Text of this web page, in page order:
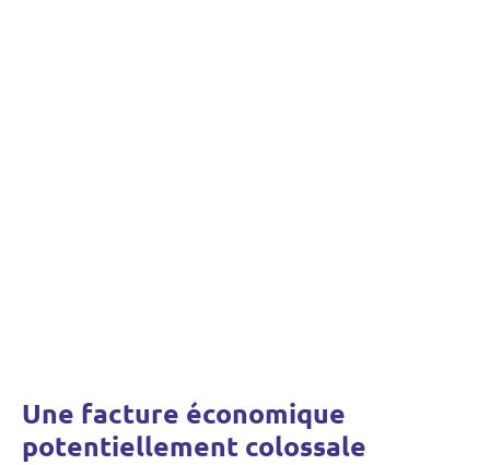
Une facture économique
potentiellement colossale